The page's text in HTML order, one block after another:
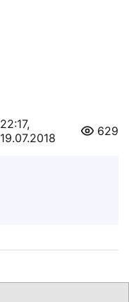
22:17,
19.07.2018
629